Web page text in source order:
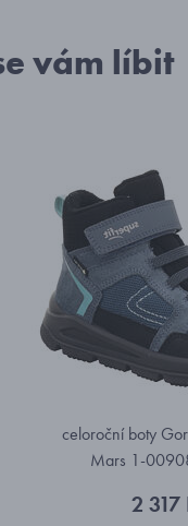
vám líbit
celoroční boty
Mars 1-
2 317